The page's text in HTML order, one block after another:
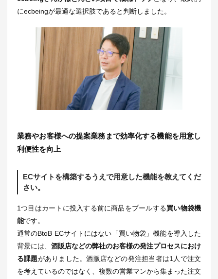
にecbeingが最適な選択肢であると判断しました。
業務やお客様への提案業務まで効率化する機能を用意し
利便性を向上
ECサイトを構築するうえで用意した機能を教えてくだ
さい。
1つ目はカートに投入する前に商品をプールする買い物袋機
能です。
通常のBtoB ECサイトにはない「買い物袋」機能を導入した
背景には、 酒販店などの弊社のお客様の発注プロセスにおけ
る課題がありました。酒販店などの発注担当者は1人で注文
を考えているのではなく、複数の営業マンから集まった注文